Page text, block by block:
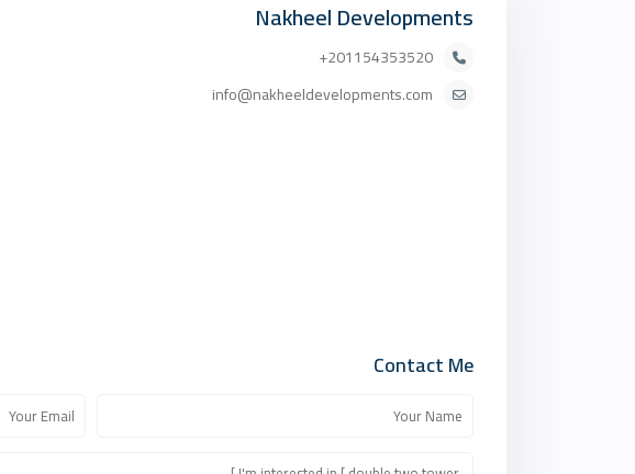
Nakheel Developments
201154353520+
info@nakheeldevelopments.com
Contact Me